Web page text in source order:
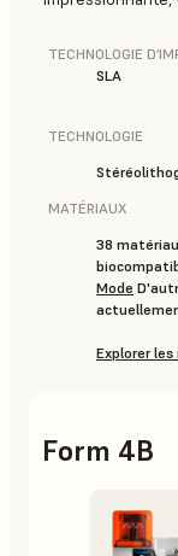
TECHNOLOGIE
SLA
TECHNOLOGIE
MATÉRIAUX
38
Mode
Explorer
Form 4B